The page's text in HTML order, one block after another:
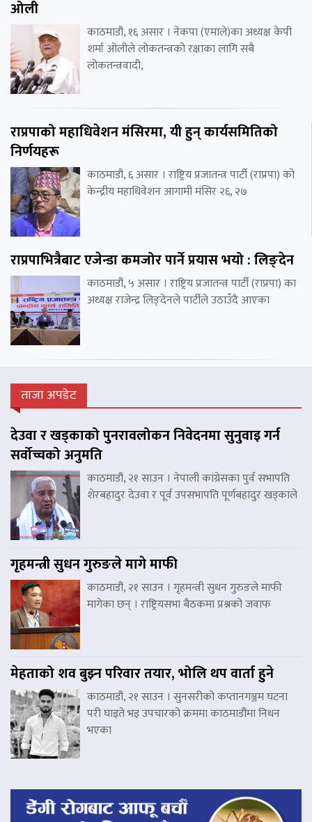
ओली
काठमाडौं, १६ असार । नेकपा (एमाले)का अध्यक्ष केपी
शर्मा ओलीले लोकतन्त्रको रक्षाका लागि सबै
लोकतन्त्रवादी,
राप्रपाको महाधिवेशन मंसिरमा, यी हुन् कार्यसमितिको
निर्णयहरू
काठमाडौं, ६ असार । राष्ट्रिय प्रजातन्त्र पार्टी (राप्रपा) को
केन्द्रीय महाधिवेशन आगामी मंसिर २६, २७
राप्रपाभित्रैबाट एजेन्डा कमजोर पार्ने प्रयास भयो : लिङ्देन
काठमाडौं, ५ असार । राष्ट्रिय प्रजातन्त्र पार्टी (राप्रपा) का
अध्यक्ष राजेन्द्र लिङ्देनले पार्टीले उठाउँदै आएका
ताजा अपडेट
देउवा र खड्काको पुनरावलोकन निवेदनमा सुनुवाइ गर्न
सर्वोच्चको अनुमति
काठमाडौं, २१ साउन । नेपाली कांग्रेसका पुर्व सभापति
शेरबहादुर देउवा र पूर्व उपसभापति पूर्णबहादुर खड्काले
गृहमन्त्री सुधन गुरुङले मागे माफी
काठमाडौं, २१ साउन । गृहमन्त्री सुधन गुरुङले माफी
मागेका छन् । राष्ट्रियसभा बैठकमा प्रश्नको जवाफ
मेहताको शव बुझ्न परिवार तयार, भोलि थप वार्ता हुने
काठमाडौं, २१ साउन । सुनसरीको कप्तानगञ्जम घटना
परी घाइते भइ उपचारको क्रममा काठमाडौंमा निधन
भएका